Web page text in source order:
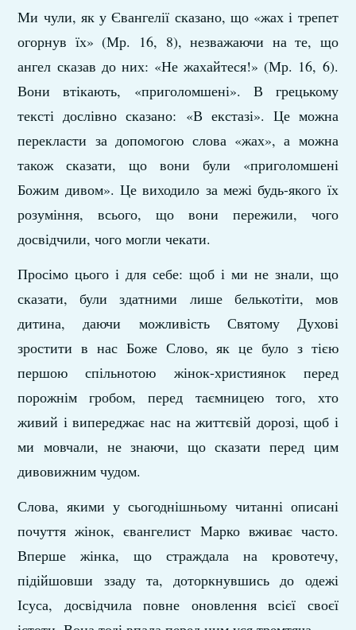
Ми чули, як у Євангелії сказано, що «жах і трепет
огорнув їх» (Мр. 16, 8), незважаючи на те, що
ангел сказав до них: «Не жахайтеся!» (Мр. 16, 6).
Вони втікають, «приголомшені». В грецькому
тексті дослівно сказано: «В екстазі». Це можна
перекласти за допомогою слова «жах», а можна
також сказати, що вони були «приголомшені
Божим дивом». Це виходило за межі будь-якого їх
розуміння, всього, що вони пережили, чого
досвідчили, чого могли чекати.
Просімо цього і для себе: щоб і ми не знали, що
сказати, були здатними лише белькотіти, мов
дитина, даючи можливість Святому Духові
зростити в нас Боже Слово, як це було з тією
першою спільнотою жінок-християнок перед
порожнім гробом, перед таємницею того, хто
живий і випереджає нас на життєвій дорозі, щоб і
ми мовчали, не знаючи, що сказати перед цим
дивовижним чудом.
Слова, якими у сьогоднішньому читанні описані
почуття жінок, євангелист Марко вживає часто.
Вперше жінка, що страждала на кровотечу,
підійшовши ззаду та, доторкнувшись до одежі
Ісуса, досвідчила повне оновлення всієї своєї